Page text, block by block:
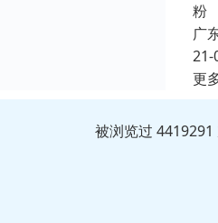
粉
广
21-
更
被浏览过